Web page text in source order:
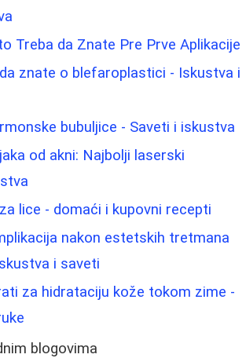
Treba da Znate Pre Prve Aplikacije
znate o blefaroplastici - Iskustva i
bubuljice - Saveti i iskustva
od akni: Najbolji laserski
lice - domaći i kupovni recepti
nakon estetskih tretmana
i saveti
za hidrataciju kože tokom zime -
blogovima